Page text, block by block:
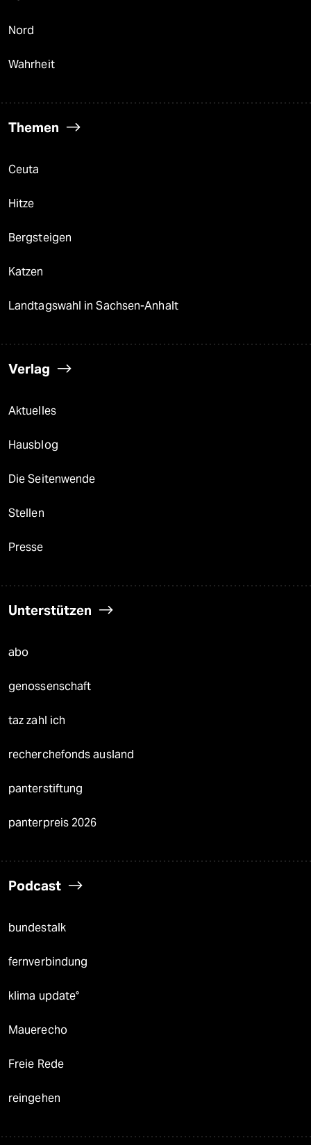
Nord
Wahrheit
Themen
Ceuta
Hitze
Bergsteigen
Katzen
Landtagswahl in Sachsen-Anhalt
Verlag
Aktuelles
Hausblog
Die Seitenwende
Stellen
Presse
Unterstützen
abo
genossenschaft
taz zahl ich
recherchefonds ausland
panterstiftung
panterpreis 2026
Podcast
bundestalk
fernverbindung
klima update°
Mauerecho
Freie Rede
reingehen